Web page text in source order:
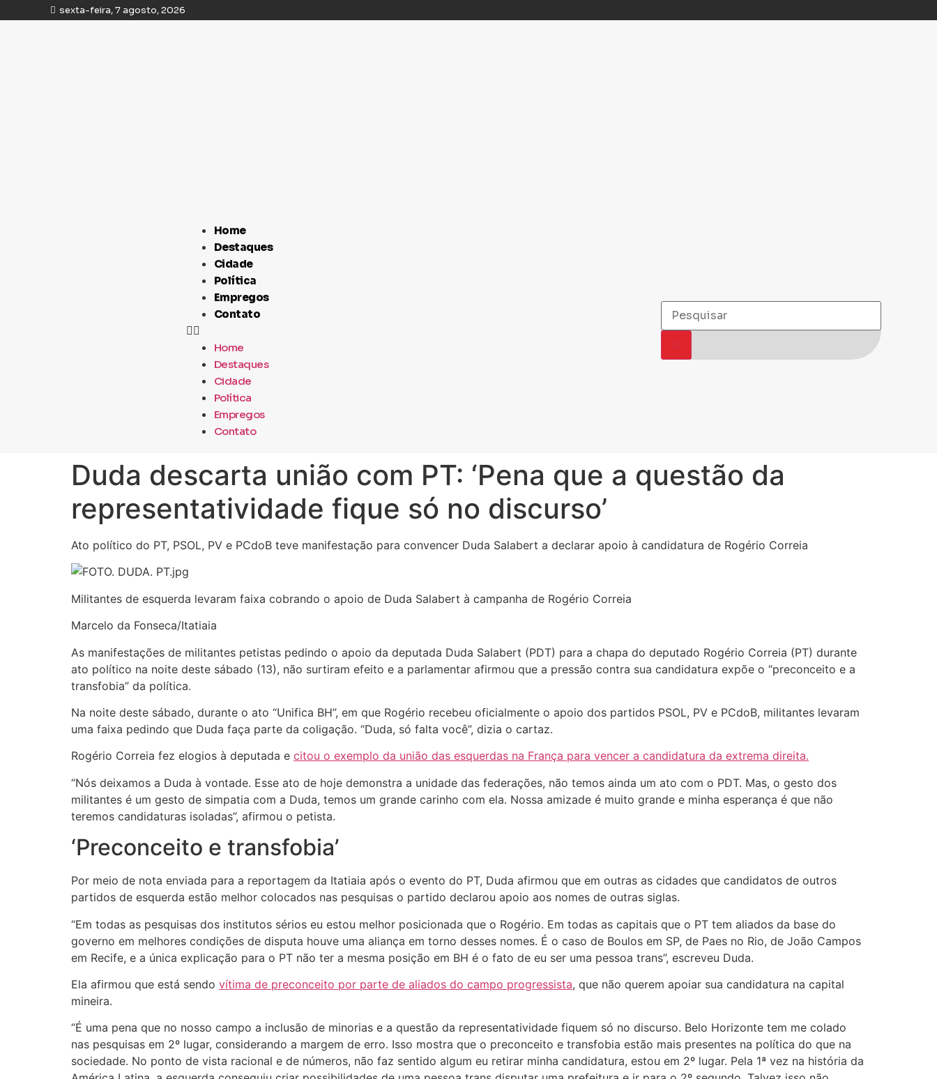
sexta-feira, 7 agosto, 2026
Home
Destaques
Cidade
Política
Empregos
Contato
Home
Destaques
Cidade
Política
Empregos
Contato
Duda descarta união com PT: ‘Pena que a questão da
representatividade fique só no discurso’
Ato político do PT, PSOL, PV e PCdoB teve manifestação para convencer Duda Salabert a declarar apoio à candidatura de Rogério Correia
Militantes de esquerda levaram faixa cobrando o apoio de Duda Salabert à campanha de Rogério Correia
Marcelo da Fonseca/Itatiaia
As manifestações de militantes petistas pedindo o apoio da deputada Duda Salabert (PDT) para a chapa do deputado Rogério Correia (PT) durante
ato político na noite deste sábado (13), não surtiram efeito e a parlamentar afirmou que a pressão contra sua candidatura expõe o “preconceito e a
transfobia” da política.
Na noite deste sábado, durante o ato “Unifica BH”, em que Rogério recebeu oficialmente o apoio dos partidos PSOL, PV e PCdoB, militantes levaram
uma faixa pedindo que Duda faça parte da coligação. “Duda, só falta você”, dizia o cartaz.
Rogério Correia fez elogios à deputada e citou o exemplo da união das esquerdas na França para vencer a candidatura da extrema direita.
“Nós deixamos a Duda à vontade. Esse ato de hoje demonstra a unidade das federações, não temos ainda um ato com o PDT. Mas, o gesto dos
militantes é um gesto de simpatia com a Duda, temos um grande carinho com ela. Nossa amizade é muito grande e minha esperança é que não
teremos candidaturas isoladas”, afirmou o petista.
‘Preconceito e transfobia’
Por meio de nota enviada para a reportagem da Itatiaia após o evento do PT, Duda afirmou que em outras as cidades que candidatos de outros
partidos de esquerda estão melhor colocados nas pesquisas o partido declarou apoio aos nomes de outras siglas.
“Em todas as pesquisas dos institutos sérios eu estou melhor posicionada que o Rogério. Em todas as capitais que o PT tem aliados da base do
governo em melhores condições de disputa houve uma aliança em torno desses nomes. É o caso de Boulos em SP, de Paes no Rio, de João Campos
em Recife, e a única explicação para o PT não ter a mesma posição em BH é o fato de eu ser uma pessoa trans”, escreveu Duda.
Ela afirmou que está sendo vítima de preconceito por parte de aliados do campo progressista, que não querem apoiar sua candidatura na capital
mineira.
“É uma pena que no nosso campo a inclusão de minorias e a questão da representatividade fiquem só no discurso. Belo Horizonte tem me colado
nas pesquisas em 2º lugar, considerando a margem de erro. Isso mostra que o preconceito e transfobia estão mais presentes na política do que na
sociedade. No ponto de vista racional e de números, não faz sentido algum eu retirar minha candidatura, estou em 2º lugar. Pela 1ª vez na história da